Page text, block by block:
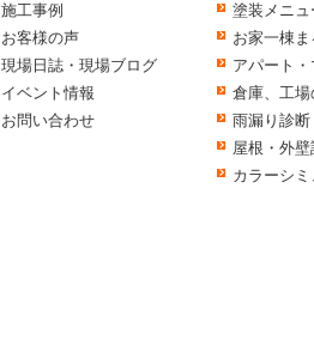
施工事例
お客様の声
現場日誌・現場ブログ
イベント情報
お問い合わせ
塗装メニ
お家一棟
アパート
倉庫、工
雨漏り診断
屋根・外壁
カラーシ